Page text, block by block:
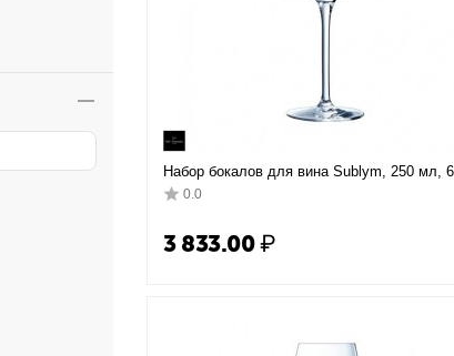
Набор бокалов для вина Sublym, 250 мл,
D72 мм, H207 мм, Chef&Sommelier
0.0
3 833.00₽